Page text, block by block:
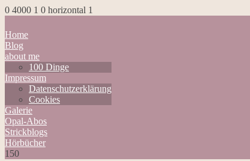
0 4000 1 0 horizontal 1
Home
Blog
about me
100 Dinge
Impressum
Datenschutzerklärung
Cookies
Galerie
Opal-Abos
Strickblogs
Hörbücher
150